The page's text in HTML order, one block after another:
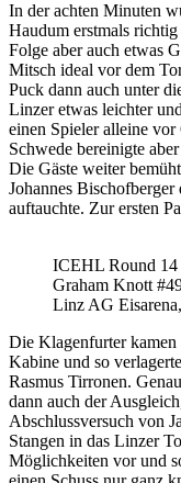
In der achten Minuten
Haudum erstmals
Folge aber auch etwas
Mitsch ideal vor dem
Puck dann auch unter
Linzer etwas leichter
einen Spieler alleine
Schwede bereinigte
Die Gäste weiter
Johannes
auftauchte. Zur ersten
ICEHL Round
Graham Knott
Linz AG
Die Klagenfurter kamen
Kabine und so
Rasmus Tirronen.
dann auch der
Abschlussversuch von
Stangen in das Linzer
Möglichkeiten vor und